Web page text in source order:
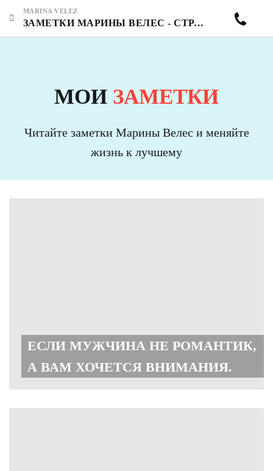
MARINA VELEZ
ЗАМЕТКИ МАРИНЫ ВЕЛЕС - СТРАНИЦА 9
МОИ ЗАМЕТКИ
Читайте заметки Марины Велес и меняйте
жизнь к лучшему
ЕСЛИ МУЖЧИНА НЕ РОМАНТИК,
А ВАМ ХОЧЕТСЯ ВНИМАНИЯ.